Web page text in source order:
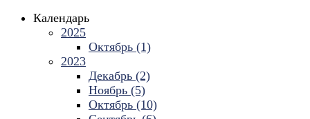
Календарь
2025
Октябрь (1)
2023
Декабрь (2)
Ноябрь (5)
Октябрь (10)